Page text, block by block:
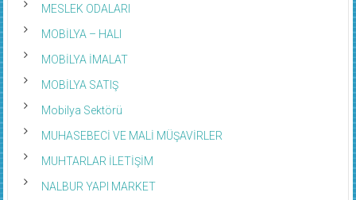
MESLEK ODALARI
MOBİLYA – HALI
MOBİLYA İMALAT
MOBİLYA SATIŞ
Mobilya Sektörü
MUHASEBECİ VE MALİ MÜŞAVİRLER
MUHTARLAR İLETİŞİM
NALBUR YAPI MARKET